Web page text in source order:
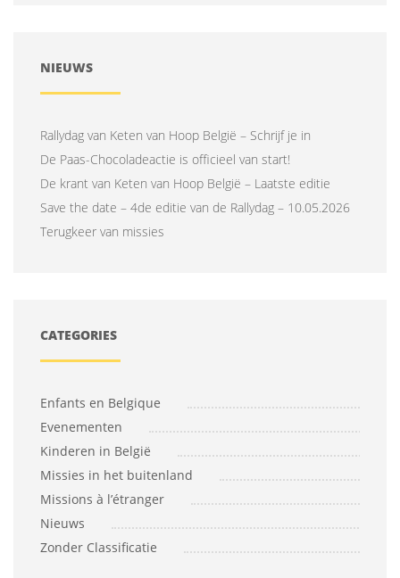
NIEUWS
Rallydag van Keten van Hoop België – Schrijf je in
De Paas-Chocoladeactie is officieel van start!
De krant van Keten van Hoop België – Laatste editie
Save the date – 4de editie van de Rallydag – 10.05.2026
Terugkeer van missies
CATEGORIES
Enfants en Belgique
Evenementen
Kinderen in België
Missies in het buitenland
Missions à l’étranger
Nieuws
Zonder Classificatie